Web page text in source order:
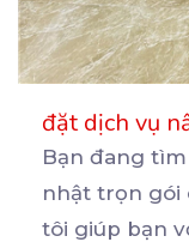
đặt dịch vụ
Bạn đang
nhật trọn gói
tôi giúp bạn